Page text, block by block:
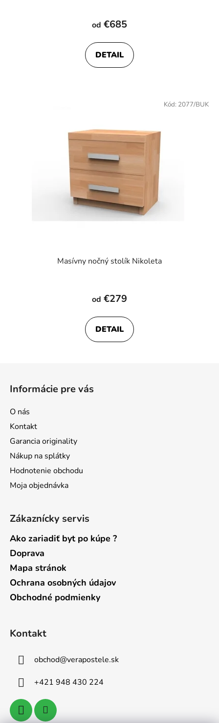
od €685
DETAIL
Masívny nočný stolík Nikoleta
od €279
DETAIL
Kód: 2077/BUK
Informácie pre vás
O nás
Kontakt
Garancia originality
Nákup na splátky
Hodnotenie obchodu
Moja objednávka
Zákaznícky servis
Ako zariadiť byt po kúpe ?
Doprava
Mapa stránok
Ochrana osobných údajov
Obchodné podmienky
Kontakt
obchod@verapostele.sk
+421 948 430 224